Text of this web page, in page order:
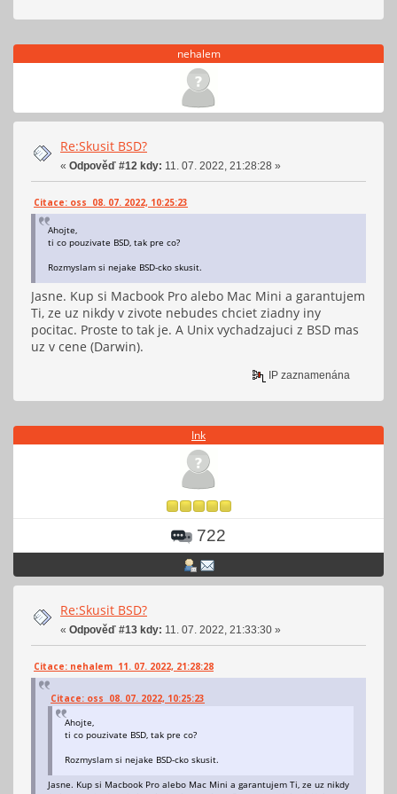
nehalem
Re:Skusit BSD?
« Odpověď #12 kdy: 11. 07. 2022, 21:28:28 »
Citace: oss 08. 07. 2022, 10:25:23
Ahojte,
ti co pouzivate BSD, tak pre co?
Rozmyslam si nejake BSD-cko skusit.
Jasne. Kup si Macbook Pro alebo Mac Mini a garantujem
Ti, ze uz nikdy v zivote nebudes chciet ziadny iny
pocitac. Proste to tak je. A Unix vychadzajuci z BSD mas
uz v cene (Darwin).
IP zaznamenána
Ink
722
Re:Skusit BSD?
« Odpověď #13 kdy: 11. 07. 2022, 21:33:30 »
Citace: nehalem 11. 07. 2022, 21:28:28
Citace: oss 08. 07. 2022, 10:25:23
Ahojte,
ti co pouzivate BSD, tak pre co?
Rozmyslam si nejake BSD-cko skusit.
Jasne. Kup si Macbook Pro alebo Mac Mini a garantujem Ti, ze uz nikdy